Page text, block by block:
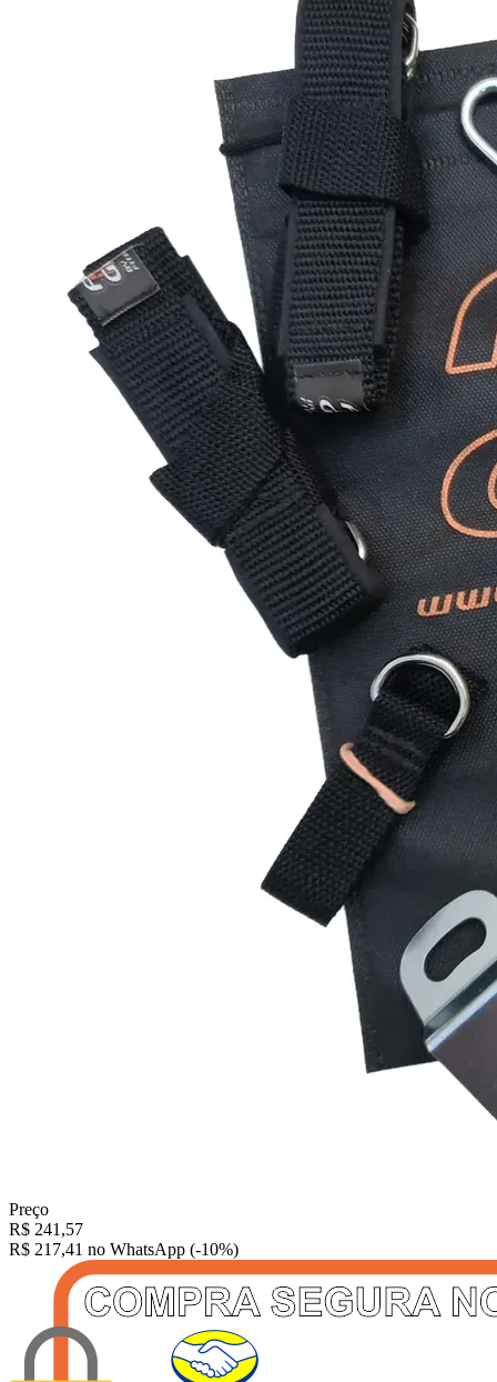
Preço
R$ 241,57
R$ 217,41 no WhatsApp (-10%)